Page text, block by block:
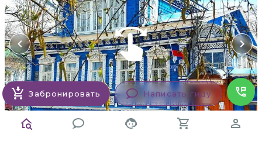
Заказать
Забронировать Написать гиду